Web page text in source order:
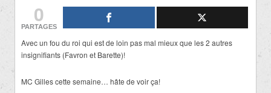
0
PARTAGES
Avec un fou du roi qui est de loin pas mal mieux que les 2 autres
insignifiants (Favron et Barette)!
MC Gilles cette semaine… hâte de voir ça!